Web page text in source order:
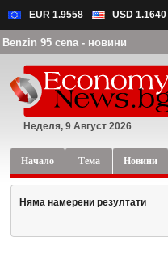
EUR 1.9558 USD 1.1640
Benzin 95 cena - новини
Неделя, 9 Август 2026
Начало Тема Новини
Няма намерени резултати